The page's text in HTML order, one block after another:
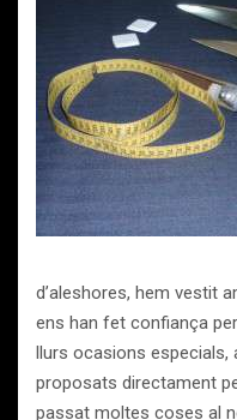
d’aleshores, hem vestit
ens han fet confiança
llurs ocasions
proposats directament
passat moltes coses al